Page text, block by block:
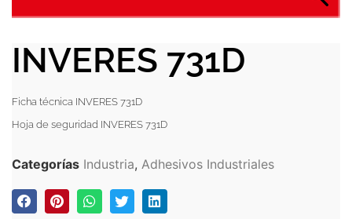
INVERES 731D
Ficha técnica INVERES 731D
Hoja de seguridad INVERES 731D
Categorías Industria, Adhesivos Industriales